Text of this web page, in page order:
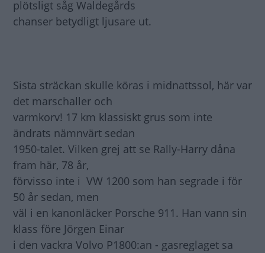
plötsligt såg Waldegårds
chanser betydligt ljusare ut.
Sista sträckan skulle köras i midnattssol, här var
det marschaller och
varmkorv! 17 km klassiskt grus som inte
ändrats nämnvärt sedan
1950-talet. Vilken grej att se Rally-Harry dåna
fram här, 78 år,
förvisso inte i VW 1200 som han segrade i för
50 år sedan, men
väl i en kanonläcker Porsche 911. Han vann sin
klass före Jörgen Einar
i den vackra Volvo P1800:an - gasreglaget sa